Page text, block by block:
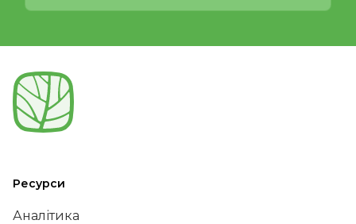
Ресурси
Аналітика